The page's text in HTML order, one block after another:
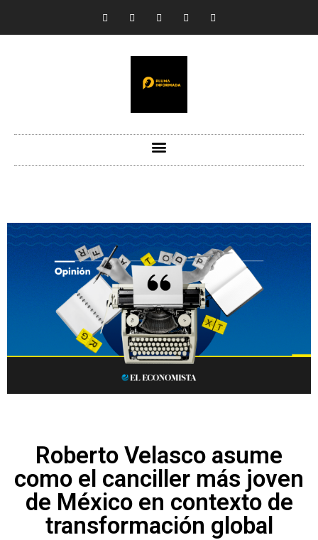
Roberto Velasco asume
como el canciller más joven
de México en contexto de
transformación global